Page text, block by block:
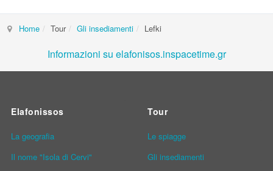
Home Tour Gli insediamenti Lefki
Informazioni su elafonisos.inspacetime.gr
Elafonissos
La geografia
Il nome "Isola di Cervi"
Tour
Le spiagge
Gli insediamenti